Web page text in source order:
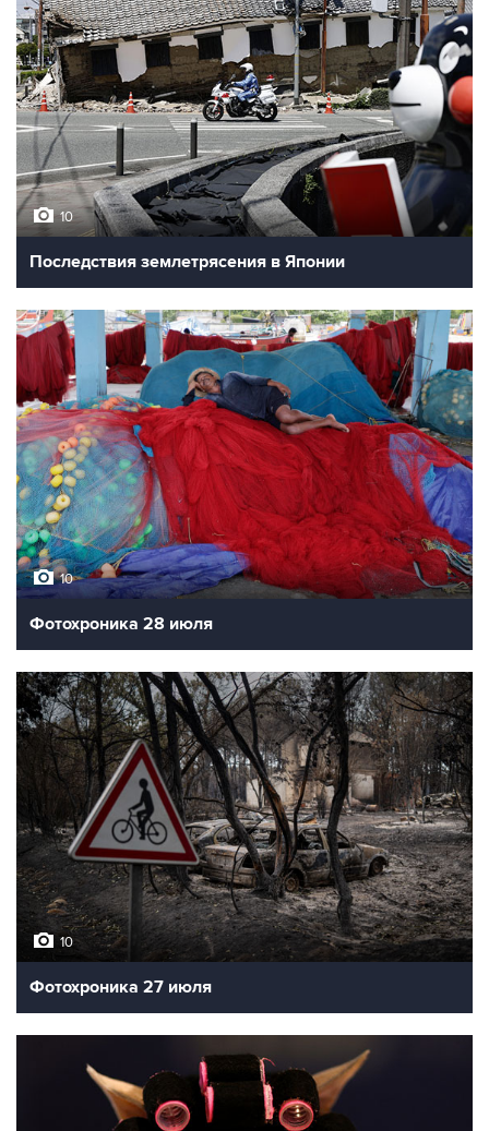
10
Последствия землетрясения в Японии
10
Фотохроника 28 июля
10
Фотохроника 27 июля